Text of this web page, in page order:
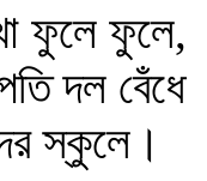
ফুলে ফুলে,
দল বেঁধে
স্কুলে।